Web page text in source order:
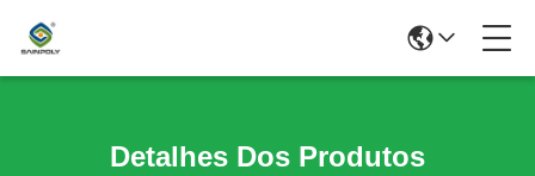
Detalhes Dos Produtos